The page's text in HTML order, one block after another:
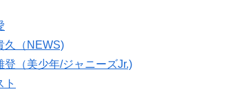
久（NEWS)
（美少年/ジャニーズJr.)
ト